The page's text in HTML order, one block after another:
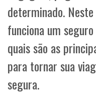
determinado.
funciona um
quais são as
para tornar sua
segura.